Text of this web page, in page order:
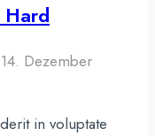
Hard
14. Dezember
in voluptate